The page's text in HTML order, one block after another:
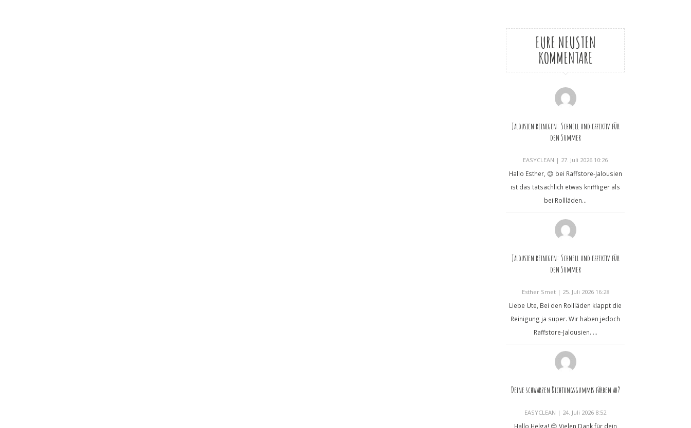
EURE NEUSTEN
KOMMENTARE
Jalousien reinigen: Schnell und effektiv für
den Sommer
EASYCLEAN | 27. Juli 2026 10:26
Hallo Esther, 😊 bei Raffstore-Jalousien
ist das tatsächlich etwas kniffliger als
bei Rollläden...
Jalousien reinigen: Schnell und effektiv für
den Sommer
Esther Smet| 25. Juli 2026 16:28
Liebe Ute, Bei den Rollläden klappt die
Reinigung ja super. Wir haben jedoch
Raffstore-Jalousien. ...
Deine schwarzen Dichtungsgummis färben ab?
EASYCLEAN | 24. Juli 2026 8:52
Hallo Helga! 😊 Vielen Dank für dein